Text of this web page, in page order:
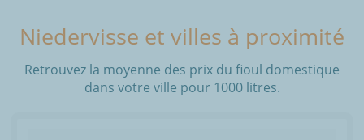
Niedervisse et villes à proximité
Retrouvez la moyenne des prix du fioul domestique
dans votre ville pour 1000 litres.